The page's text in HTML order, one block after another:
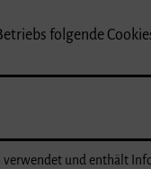
folgende
verwendet und enthält